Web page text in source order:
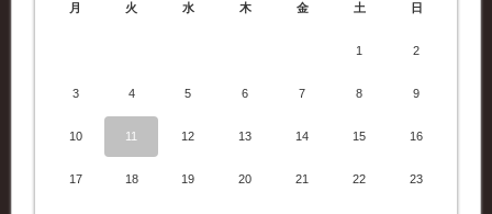
月 火 水 木 金 土 日
1 2
3 4 5 6 7 8 9
10 11 12 13 14 15 16
17 18 19 20 21 22 23